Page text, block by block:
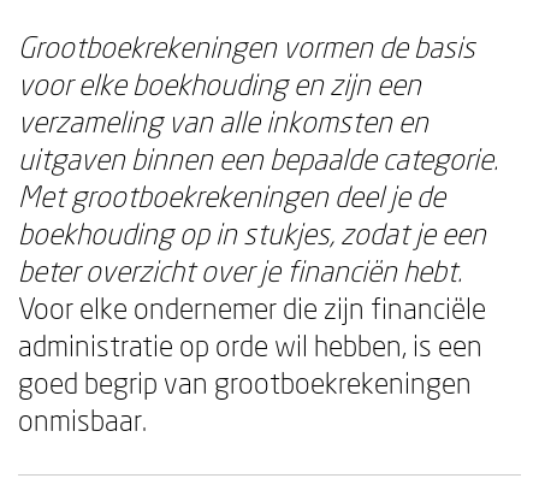
Grootboekrekeningen vormen de basis
voor elke boekhouding en zijn een
verzameling van alle inkomsten en
uitgaven binnen een bepaalde categorie.
Met grootboekrekeningen deel je de
boekhouding op in stukjes, zodat je een
beter overzicht over je financiën hebt.
Voor elke ondernemer die zijn financiële
administratie op orde wil hebben, is een
goed begrip van grootboekrekeningen
onmisbaar.